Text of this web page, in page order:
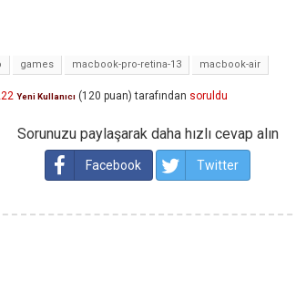
games macbook-pro-retina-13 macbook-air
Yeni Kullanıcı (120 puan) tarafından soruldu
Sorunuzu paylaşarak daha hızlı cevap alın
Facebook Twitter